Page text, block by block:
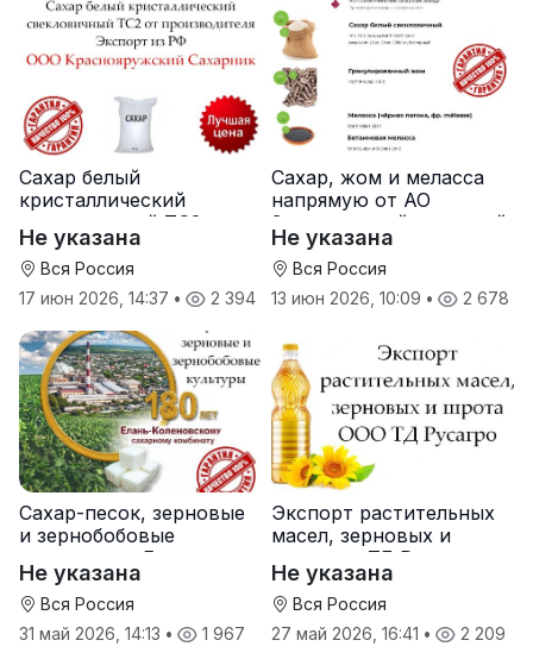
Сахар белый
кристаллический
свекловичный ТС2 от
производителя
Не указана
Вся Россия
17 июн 2026, 14:37 • 2 394
Сахар, жом и меласса
напрямую от АО
Земетчинский сахарный
завод
Не указана
Вся Россия
13 июн 2026, 10:09 • 2 678
Сахар-песок, зерновые
и зернобобовые
культуры от Елань-
Коленовский СЗ
Не указана
Вся Россия
31 май 2026, 14:13 • 1 967
Экспорт растительных
масел, зерновых и
шрота от ТД Русагро
Не указана
Вся Россия
27 май 2026, 16:41 • 2 209